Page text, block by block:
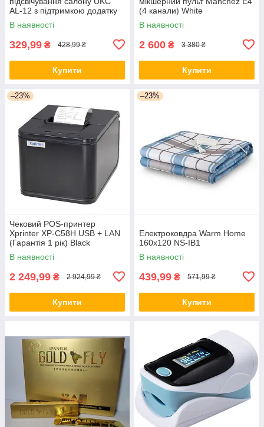
AL-12 з підтримкою додатку
(8097)
В наявності
329,99 ₴ 428,99 ₴
Купити
(4 канали) White
В наявності
2 600 ₴ 3 380 ₴
Купити
–23%
Чековий POS-принтер
Xprinter XP-C58H USB + LAN
(Гарантія 1 рік) Black
В наявності
2 249,99 ₴ 2 924,99 ₴
Купити
–23%
Електроковдра Warm Home
160x120 NS-IB1
В наявності
439,99 ₴ 571,99 ₴
Купити